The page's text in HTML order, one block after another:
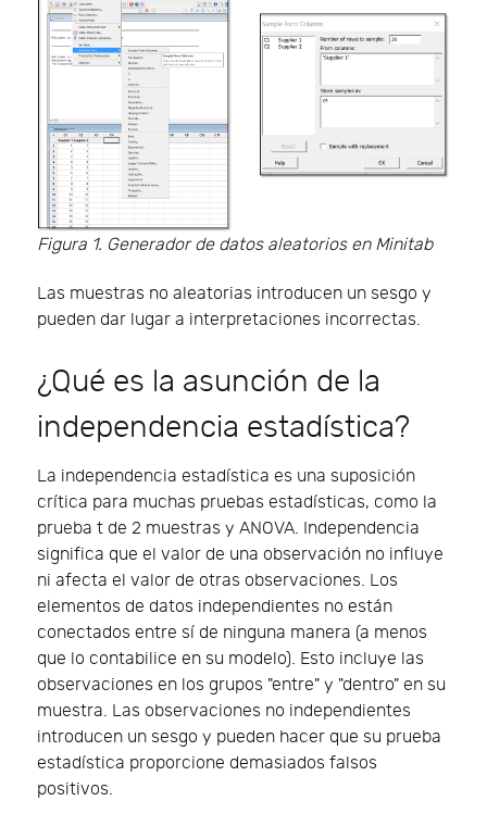
Figura 1. Generador de datos aleatorios en Minitab
Las muestras no aleatorias introducen un sesgo y
pueden dar lugar a interpretaciones incorrectas.
¿Qué es la asunción de la
independencia estadística?
La independencia estadística es una suposición
crítica para muchas pruebas estadísticas, como la
prueba t de 2 muestras y ANOVA. Independencia
significa que el valor de una observación no influye
ni afecta el valor de otras observaciones. Los
elementos de datos independientes no están
conectados entre sí de ninguna manera (a menos
que lo contabilice en su modelo). Esto incluye las
observaciones en los grupos "entre" y "dentro" en su
muestra. Las observaciones no independientes
introducen un sesgo y pueden hacer que su prueba
estadística proporcione demasiados falsos
positivos.